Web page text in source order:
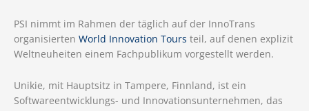
PSI nimmt im Rahmen der täglich auf der InnoTrans
organisierten World Innovation Tours teil, auf denen explizit
Weltneuheiten einem Fachpublikum vorgestellt werden.
Unikie, mit Hauptsitz in Tampere, Finnland, ist ein
Softwareentwicklungs- und Innovationsunternehmen, das